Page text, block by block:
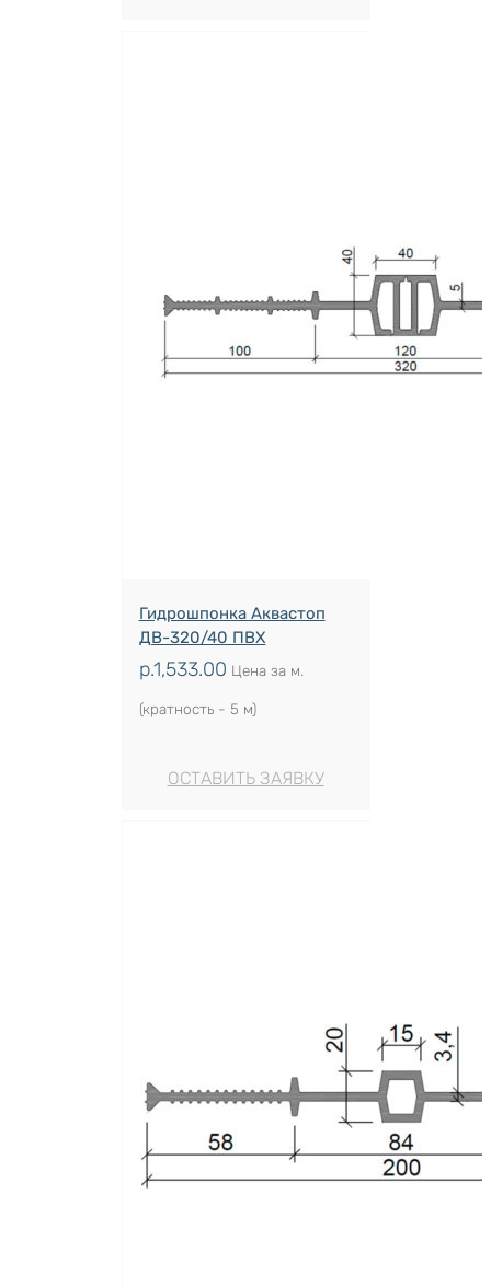
Гидрошпонка Аквастоп
ДВ-320/40 ПВХ
р.1,533.00 Цена за м.
(кратность - 5 м)
ОСТАВИТЬ ЗАЯВКУ